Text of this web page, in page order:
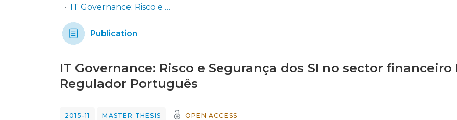
IT Governance: Risco e Segurança dos SI no sector financeiro Prova de Conceito no Regulador Português
Publication
IT Governance: Risco e Segurança dos SI no sector
Regulador Português
2015-11 MASTER THESIS OPEN ACCESS